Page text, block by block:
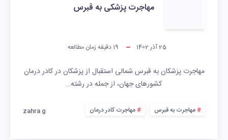
مهاجرت پزشکی به قبرس
25 آذر 1402 19دقیقه زمان مطالعه
مهاجرت پزشکان به قبرس شمالی استقبال از پزشکان در کادر درمان
کشورهای جهان، از جمله در رشته…
مهاجرت به قبرس مهاجرت کادر درمان zahra g